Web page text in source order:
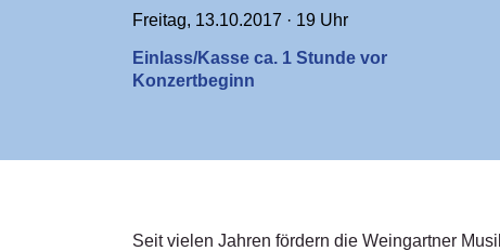
Freitag, 13.10.2017 · 19 Uhr
Einlass/Kasse ca. 1 Stunde vor
Konzertbeginn
Seit vielen Jahren fördern die Weingartner